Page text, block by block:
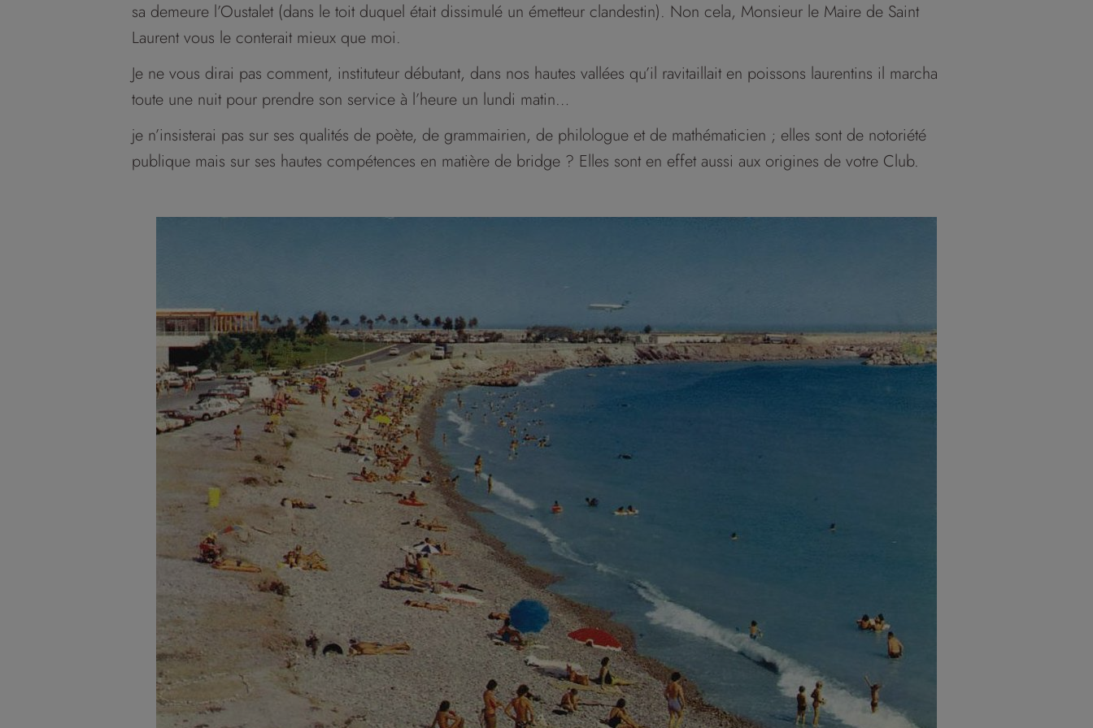
sa demeure l’Oustalet (dans le toit duquel était dissimulé un émetteur clandestin). Non cela, Monsieur le Maire de Saint
Laurent vous le conterait mieux que moi.
Je ne vous dirai pas comment, instituteur débutant, dans nos hautes vallées qu’il ravitaillait en poissons laurentins il marcha
toute une nuit pour prendre son service à l’heure un lundi matin…
je n’insisterai pas sur ses qualités de poète, de grammairien, de philologue et de mathématicien ; elles sont de notoriété
publique mais sur ses hautes compétences en matière de bridge ? Elles sont en effet aussi aux origines de votre Club.